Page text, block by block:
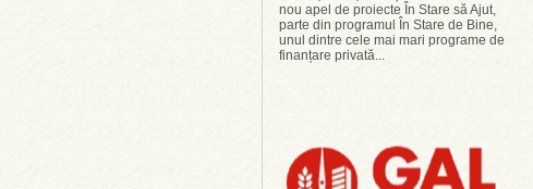
nou apel de proiecte În Stare să Ajut,
parte din programul În Stare de Bine,
unul dintre cele mai mari programe de
finanțare privată...